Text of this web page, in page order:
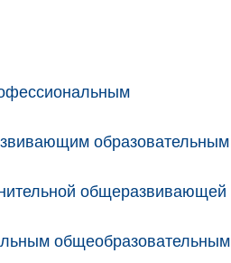
образовательным
общеразвивающей
общеобразовательным